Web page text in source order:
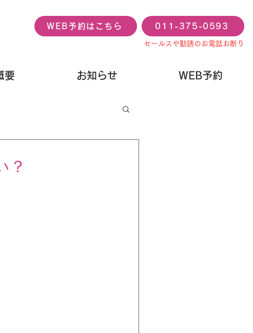
WEB予約はこちら 011-375-0593
セールスや勧誘のお電話お断り
要 お知らせ WEB予約
？